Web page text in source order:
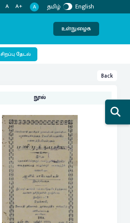
A A+ A தமிழ் English
உள்நுழைக
சிறப்பு தேடல்
Back
நூல்